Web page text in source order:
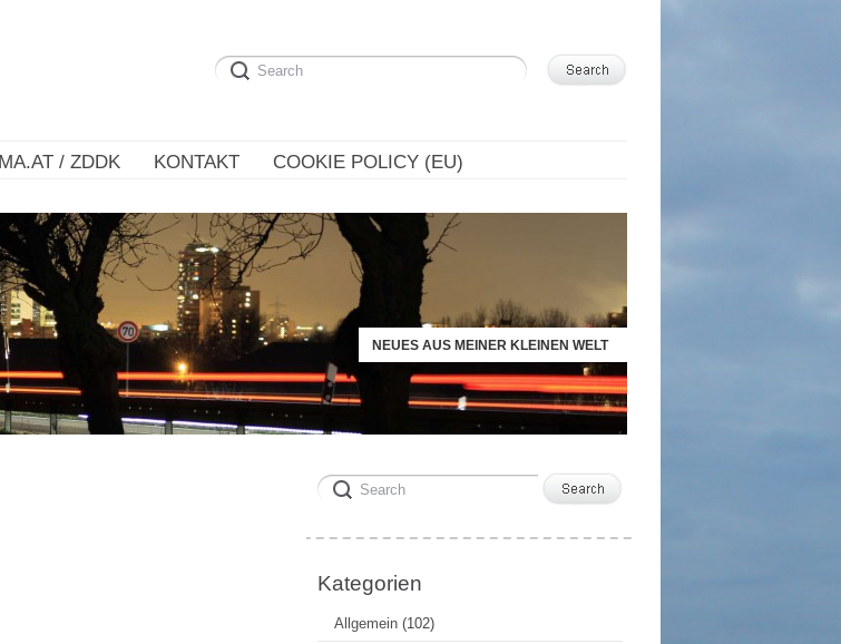
/ ZDDK KONTAKT COOKIE POLICY (EU)
NEUES AUS MEINER KLEINEN WELT
Kategorien
Allgemein (102)